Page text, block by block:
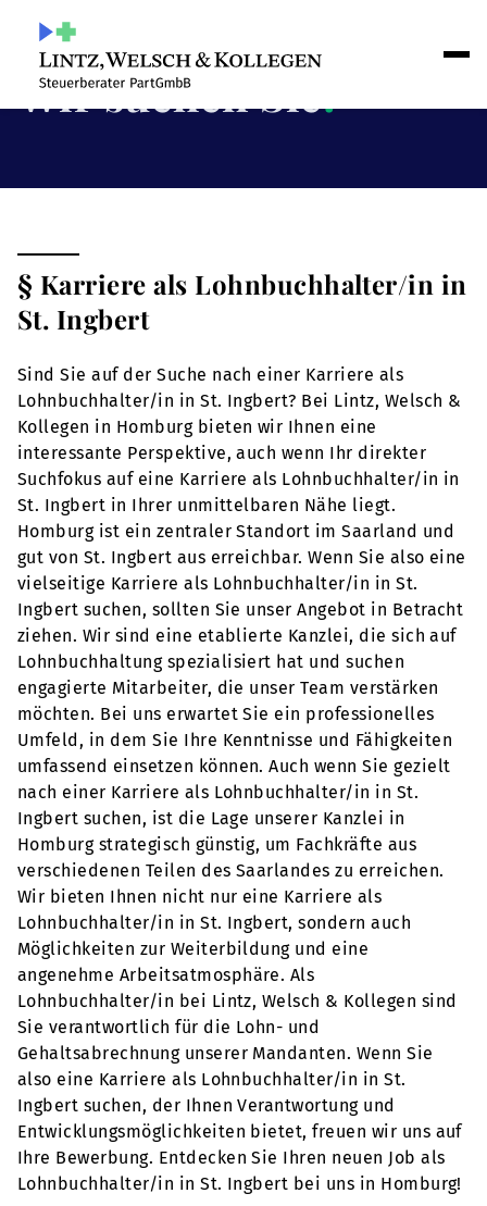
Wir suchen Sie!
§ Karriere als Lohnbuchhalter/in in
St. Ingbert
Sind Sie auf der Suche nach einer Karriere als
Lohnbuchhalter/in in St. Ingbert? Bei Lintz, Welsch &
Kollegen in Homburg bieten wir Ihnen eine
interessante Perspektive, auch wenn Ihr direkter
Suchfokus auf eine Karriere als Lohnbuchhalter/in in
St. Ingbert in Ihrer unmittelbaren Nähe liegt.
Homburg ist ein zentraler Standort im Saarland und
gut von St. Ingbert aus erreichbar. Wenn Sie also eine
vielseitige Karriere als Lohnbuchhalter/in in St.
Ingbert suchen, sollten Sie unser Angebot in Betracht
ziehen. Wir sind eine etablierte Kanzlei, die sich auf
Lohnbuchhaltung spezialisiert hat und suchen
engagierte Mitarbeiter, die unser Team verstärken
möchten. Bei uns erwartet Sie ein professionelles
Umfeld, in dem Sie Ihre Kenntnisse und Fähigkeiten
umfassend einsetzen können. Auch wenn Sie gezielt
nach einer Karriere als Lohnbuchhalter/in in St.
Ingbert suchen, ist die Lage unserer Kanzlei in
Homburg strategisch günstig, um Fachkräfte aus
verschiedenen Teilen des Saarlandes zu erreichen.
Wir bieten Ihnen nicht nur eine Karriere als
Lohnbuchhalter/in in St. Ingbert, sondern auch
Möglichkeiten zur Weiterbildung und eine
angenehme Arbeitsatmosphäre. Als
Lohnbuchhalter/in bei Lintz, Welsch & Kollegen sind
Sie verantwortlich für die Lohn- und
Gehaltsabrechnung unserer Mandanten. Wenn Sie
also eine Karriere als Lohnbuchhalter/in in St.
Ingbert suchen, der Ihnen Verantwortung und
Entwicklungsmöglichkeiten bietet, freuen wir uns auf
Ihre Bewerbung. Entdecken Sie Ihren neuen Job als
Lohnbuchhalter/in in St. Ingbert bei uns in Homburg!